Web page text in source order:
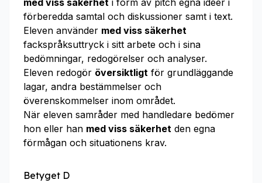
med viss säkerhet i form av pitch egna idéer i
förberedda samtal och diskussioner samt i text.
Eleven använder med viss säkerhet
fackspråksuttryck i sitt arbete och i sina
bedömningar, redogörelser och analyser.
Eleven redogör översiktligt för grundläggande
lagar, andra bestämmelser och
överenskommelser inom området.
När eleven samråder med handledare bedömer
hon eller han med viss säkerhet den egna
förmågan och situationens krav.
Betyget D